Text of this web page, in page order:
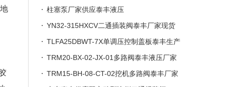
柱塞泵厂家供应泰丰液压
YN32-315HXCV二通插装阀泰丰厂家现货
供应
TLFA25DBWT-7X单调压控制盖板泰丰生产
厂家供应
TRM20-BX-02-JX-01多路阀泰丰液压厂家
加工定制
TRM15-BH-08-CT-02挖机多路阀泰丰厂家